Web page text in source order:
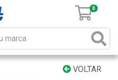
0
VOLTAR